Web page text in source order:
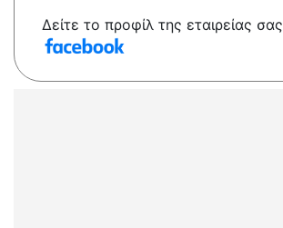
Δείτε το προφίλ της εταιρείας σας